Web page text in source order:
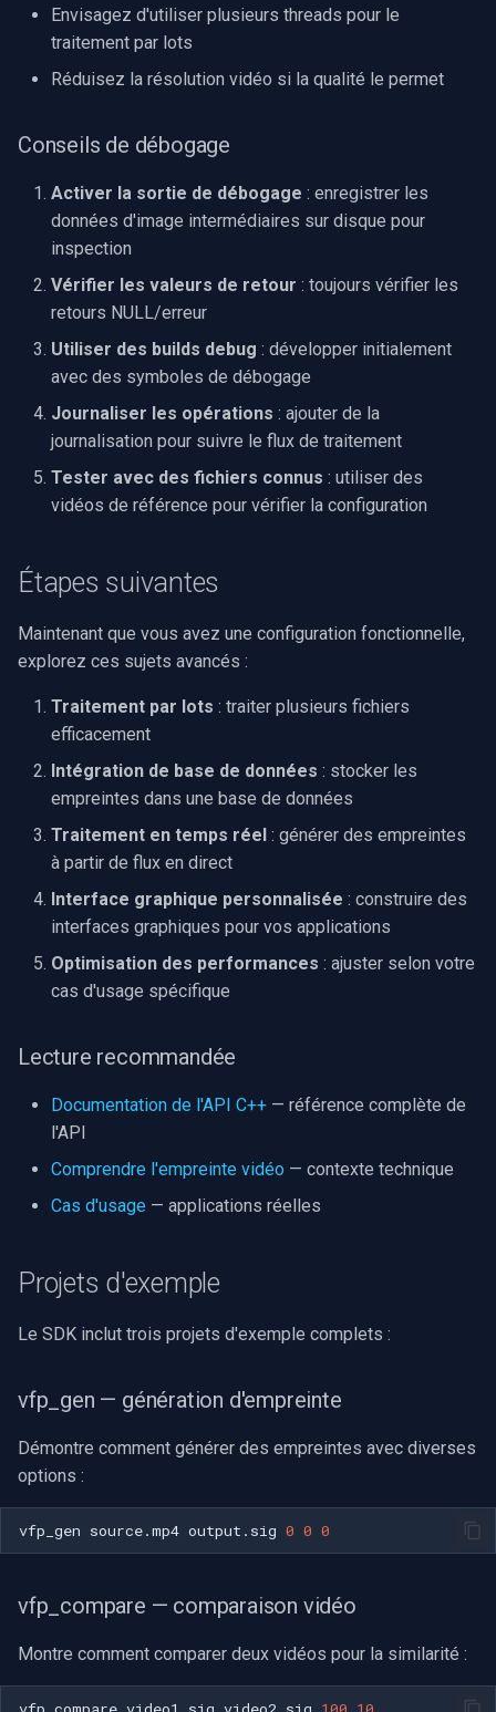
Envisagez d'utiliser plusieurs threads pour le
traitement par lots
Réduisez la résolution vidéo si la qualité le permet
Conseils de débogage
Activer la sortie de débogage : enregistrer les
données d'image intermédiaires sur disque pour
inspection
Vérifier les valeurs de retour : toujours vérifier les
retours NULL/erreur
Utiliser des builds debug : développer initialement
avec des symboles de débogage
Journaliser les opérations : ajouter de la
journalisation pour suivre le flux de traitement
Tester avec des fichiers connus : utiliser des
vidéos de référence pour vérifier la configuration
Étapes suivantes
Maintenant que vous avez une configuration fonctionnelle,
explorez ces sujets avancés :
Traitement par lots : traiter plusieurs fichiers
efficacement
Intégration de base de données : stocker les
empreintes dans une base de données
Traitement en temps réel : générer des empreintes
à partir de flux en direct
Interface graphique personnalisée : construire des
interfaces graphiques pour vos applications
Optimisation des performances : ajuster selon votre
cas d'usage spécifique
Lecture recommandée
Documentation de l'API C++ — référence complète de
l'API
Comprendre l'empreinte vidéo — contexte technique
Cas d'usage — applications réelles
Projets d'exemple
Le SDK inclut trois projets d'exemple complets :
vfp_gen — génération d'empreinte
Démontre comment générer des empreintes avec diverses
options :
vfp_gen source.mp4 output.sig 0 0 0
vfp_compare — comparaison vidéo
Montre comment comparer deux vidéos pour la similarité :